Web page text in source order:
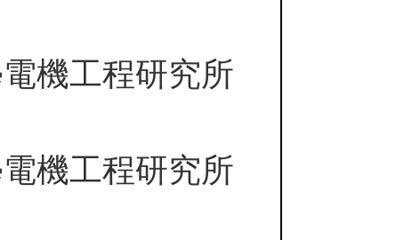
機工程研究所
機工程研究所